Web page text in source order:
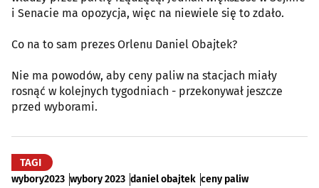
i Senacie ma opozycja, więc na niewiele się to zdało.
Co na to sam prezes Orlenu Daniel Obajtek?
Nie ma powodów, aby ceny paliw na stacjach miały
rosnąć w kolejnych tygodniach - przekonywał jeszcze
przed wyborami.
TAGI
wybory2023 wybory 2023 daniel obajtek ceny paliw